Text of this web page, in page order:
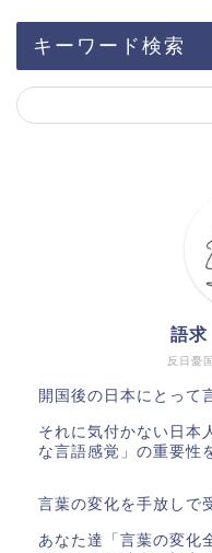
キーワード検索
反日憂
語求
開国後の日本にとって
それに気付かない日本
な言語感覚」の重要性
言葉の変化を手放しで
あなた達「言葉の変化